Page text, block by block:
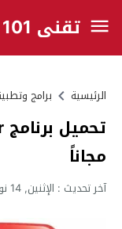
تقني 101
الرئيسية برامج
مجاناً
آخر تحديث : الإثنين, 14 نوفمبر, 2022 - 3:51 صباحًا